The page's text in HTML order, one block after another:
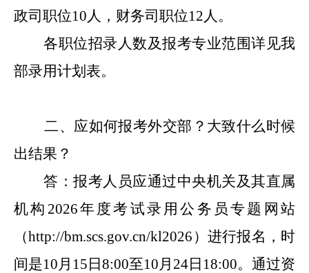
政司职位10人，财务司职位12人。
各职位招录人数及报考专业范围详见我
部录用计划表。
二、应如何报考外交部？大致什么时候
出结果？
答：报考人员应通过中央机关及其直属
机构 2026年度考试录用公务员专题网站
（http://bm.scs.gov.cn/kl2026 ） 进行报名，时
间是10月 15 日 8:00至10月 24日 18:00。 通过资